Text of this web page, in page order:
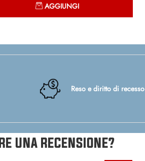
AGGIUNGI
Reso e diritto di recesso
UNA RECENSIONE?